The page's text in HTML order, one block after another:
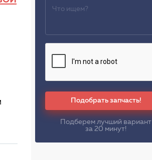
Подобрать запчасть!
Подберем лучший вариант
за 20 минут!